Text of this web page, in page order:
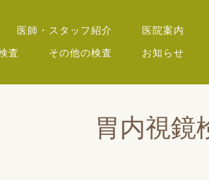
医師・スタッフ紹介 医院案内
査
その他の検査 お知らせ
胃内視鏡